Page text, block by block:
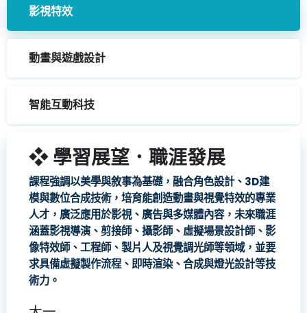
影視特效
動畫與遊戲設計
智能互動科技
❖ 學習展望．職涯發展
課程強調以美學與敘事為基礎，融合角色設計、3D建
模與數位合成技術，培育能創造動畫與視覺特效的專業
人才，廣泛應用於影視、廣告與多媒體內容，未來職涯
涵蓋影視導演、剪接師、攝影師、虛擬場景設計師、影
像特效師、工程師、製片人及視覺調光師等領域，並要
求具備虛擬製作流程、即時渲染、合成與燈光設計等技
術力。